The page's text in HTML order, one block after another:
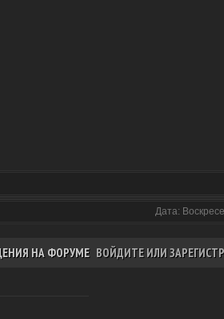
Дата:
НА ФОРУМЕ ВОЙДИТЕ ИЛИ